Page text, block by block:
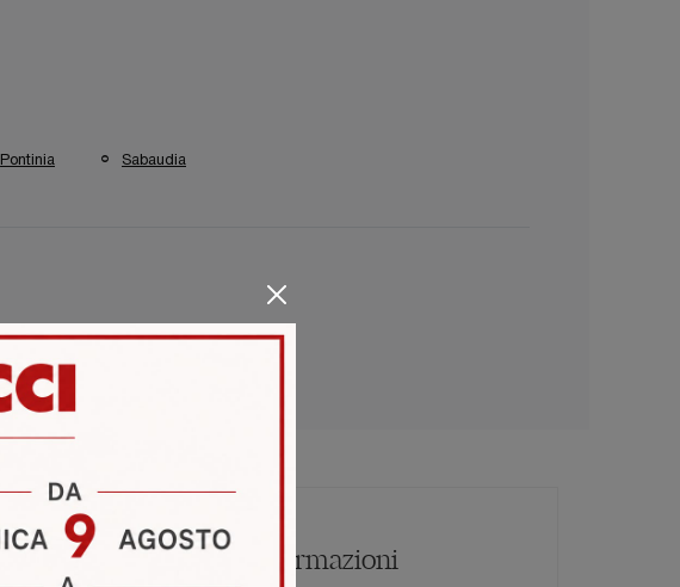
Pontinia Sabaudia
Materassi Simmons Sabaudia
Richiedi Maggiori Informazioni